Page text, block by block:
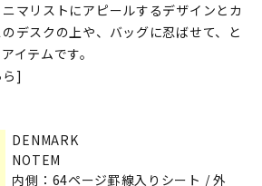
マリストにアピールするデザインとカ
デスクの上や、バッグに忍ばせて、と
イテムです。
]
DENMARK
NOTEM
内側：64ページ罫線入りシート / 外